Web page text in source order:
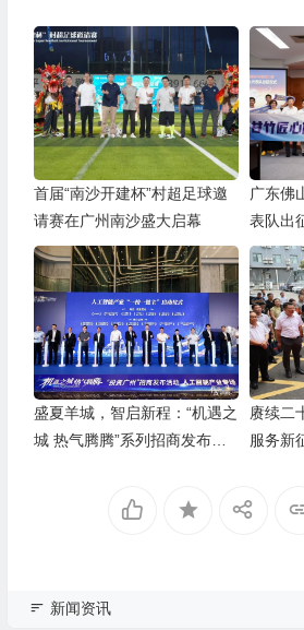
首届“南沙开建杯”村超足球邀
请赛在广州南沙盛大启幕
广东佛
表队出
盛夏羊城，智启新程：“机遇之
城 热气腾腾”系列招商发布活
赓续二
服务新
新闻资讯